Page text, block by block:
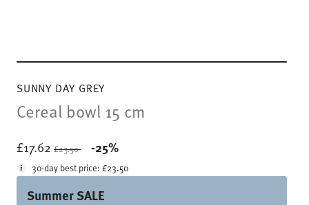
SUNNY DAY GREY
Cereal bowl 15 cm
£17.62 Price reduced from
£23.50 -25%
30-day best price:£23.50
Summer SALE